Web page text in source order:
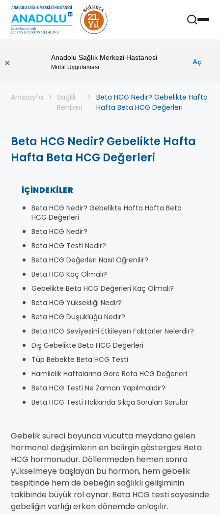
Anadolu Sağlık Merkezi Hastanesi
Mobil Uygulaması
Aç
Anasayfa
Sağlık
Rehberi
Beta HCG Nedir? Gebelikte Hafta
Hafta Beta HCG Değerleri
Beta HCG Nedir? Gebelikte Hafta
Hafta Beta HCG Değerleri
İÇINDEKILER
Beta HCG Nedir? Gebelikte Hafta Hafta Beta
HCG Değerleri
Beta HCG Nedir?
Beta HCG Testi Nedir?
Beta HCG Değerleri Nasıl Öğrenilir?
Beta HCG Kaç Olmalı?
Gebelikte Beta HCG Değerleri Kaç Olmalı?
Beta HCG Yüksekliği Nedir?
Beta HCG Düşüklüğü Nedir?
Beta HCG Seviyesini Etkileyen Faktörler Nelerdir?
Dış Gebelikte Beta HCG Değerleri
Tüp Bebekte Beta HCG Testi
Hamilelik Haftalarına Göre Beta HCG Değerleri
Beta HCG Testi Ne Zaman Yapılmalıdır?
Beta HCG Testi Hakkında Sıkça Sorulan Sorular
Gebelik süreci boyunca vücutta meydana gelen
hormonal değişimlerin en belirgin göstergesi Beta
HCG hormonudur. Döllenmeden hemen sonra
yükselmeye başlayan bu hormon, hem gebelik
tespitinde hem de bebeğin sağlıklı gelişiminin
takibinde büyük rol oynar. Beta HCG testi sayesinde
gebeliğin varlığı erken dönemde anlaşılır.